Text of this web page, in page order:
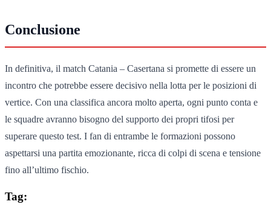
Conclusione
In definitiva, il match Catania – Casertana si promette di essere un
incontro che potrebbe essere decisivo nella lotta per le posizioni di
vertice. Con una classifica ancora molto aperta, ogni punto conta e
le squadre avranno bisogno del supporto dei propri tifosi per
superare questo test. I fan di entrambe le formazioni possono
aspettarsi una partita emozionante, ricca di colpi di scena e tensione
fino all’ultimo fischio.
Tag: